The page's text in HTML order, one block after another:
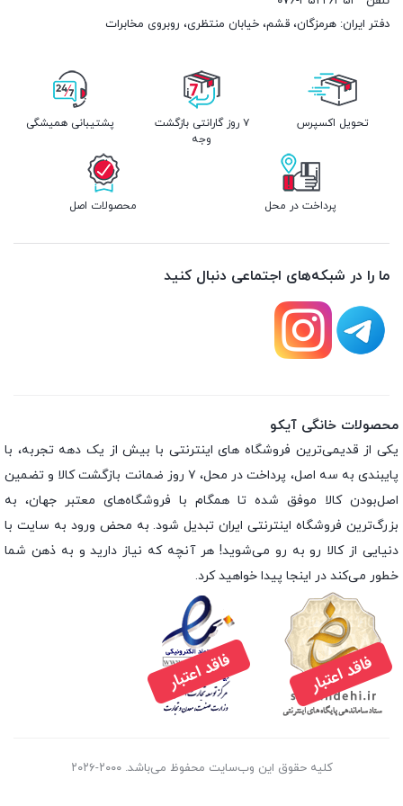
دفتر ایران: هرمزگان، قشم، خیابان منتظری، روبروی مخابرات
تحویل اکسپرس
۷ روز گارانتی بازگشت
وجه
پشتیبانی همیشگی
پرداخت در محل محصولات اصل
ما را در شبکه‌های اجتماعی دنبال کنید
محصولات خانگی آیکو
یکی از قدیمی‌ترین فروشگاه های اینترنتی با بیش از یک دهه تجربه، با
پایبندی به سه اصل، پرداخت در محل، ۷ روز ضمانت بازگشت کالا و تضمین
اصل‌بودن کالا موفق شده تا همگام با فروشگاه‌های معتبر جهان، به
بزرگ‌ترین فروشگاه اینترنتی ایران تبدیل شود. به محض ورود به سایت با
دنیایی از کالا رو به رو می‌شوید! هر آنچه که نیاز دارید و به ذهن شما
خطور می‌کند در اینجا پیدا خواهید کرد.
کلیه حقوق این وب‌سایت محفوظ می‌باشد. ۲۰۰۰-۲۰۲۶